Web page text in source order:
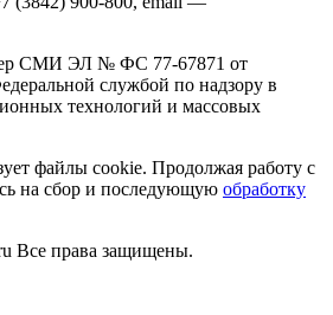
СМИ ЭЛ № ФС 77-67871 от
службой по надзору в
технологий и массовых
файлы cookie. Продолжая работу с
на сбор и последующую обработку
Все права защищены.